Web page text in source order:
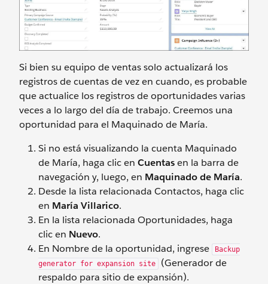
Si bien su equipo de ventas solo actualizará los
registros de cuentas de vez en cuando, es probable
que actualice los registros de oportunidades varias
veces a lo largo del día de trabajo. Creemos una
oportunidad para el Maquinado de María.
Si no está visualizando la cuenta Maquinado
de María, haga clic en Cuentasen la barra de
navegación y, luego, en Maquinado de María.
Desde la lista relacionada Contactos, haga clic
en María Villarico.
En la lista relacionada Oportunidades, haga
clic en Nuevo.
En Nombre de la oportunidad, ingrese
Backup
generator for expansion site
(Generador de
respaldo para sitio de expansión).